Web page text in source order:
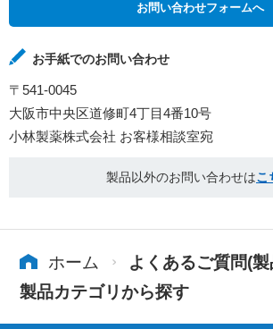
お問い合わせフォームへ
お手紙でのお問い合わせ
〒541-0045
大阪市中央区道修町4丁目4番10号
小林製薬株式会社 お客様相談室宛
製品以外のお問い合わせはこ
ホーム
よくあるご質問(
製品カテゴリから探す